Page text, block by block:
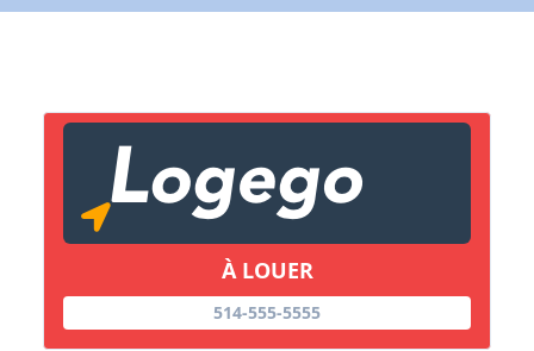
À LOUER
514-555-5555
Copier lien